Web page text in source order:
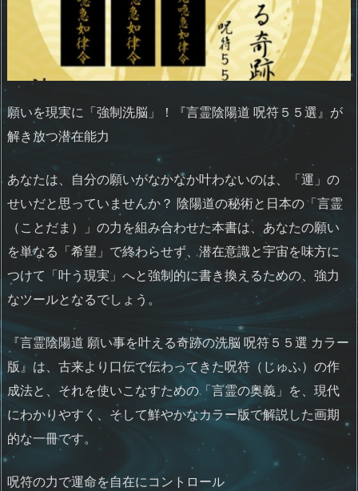
願いを現実に「強制洗脳」！『言霊陰陽道 呪符５５選』が
解き放つ潜在能力
あなたは、自分の願いがなかなか叶わないのは、「運」の
せいだと思っていませんか？ 陰陽道の秘術と日本の「言霊
（ことだま）」の力を組み合わせた本書は、あなたの願い
を単なる「希望」で終わらせず、潜在意識と宇宙を味方に
つけて「叶う現実」へと強制的に書き換えるための、強力
なツールとなるでしょう。
『言霊陰陽道 願い事を叶える奇跡の洗脳 呪符５５選 カラー
版』は、古来より口伝で伝わってきた呪符（じゅふ）の作
成法と、それを使いこなすための「言霊の奥義」を、現代
にわかりやすく、そして鮮やかなカラー版で解説した画期
的な一冊です。
呪符の力で運命を自在にコントロール